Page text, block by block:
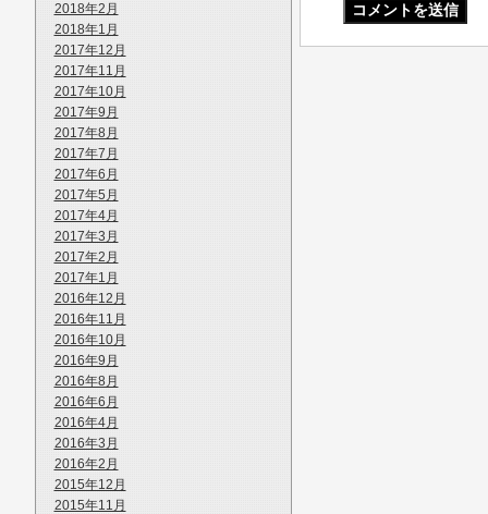
2018年2月
2018年1月
2017年12月
2017年11月
2017年10月
2017年9月
2017年8月
2017年7月
2017年6月
2017年5月
2017年4月
2017年3月
2017年2月
2017年1月
2016年12月
2016年11月
2016年10月
2016年9月
2016年8月
2016年6月
2016年4月
2016年3月
2016年2月
2015年12月
2015年11月